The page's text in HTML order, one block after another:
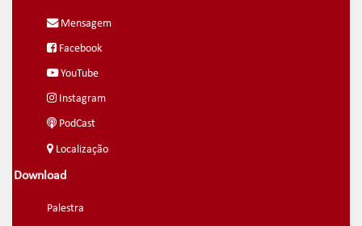
Mensagem
Facebook
YouTube
Instagram
PodCast
Localização
Download
Palestra